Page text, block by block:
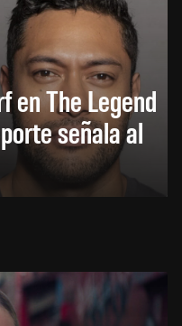
en The Legend
señala al